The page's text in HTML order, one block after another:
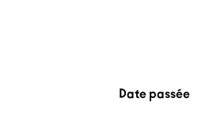
Date passée